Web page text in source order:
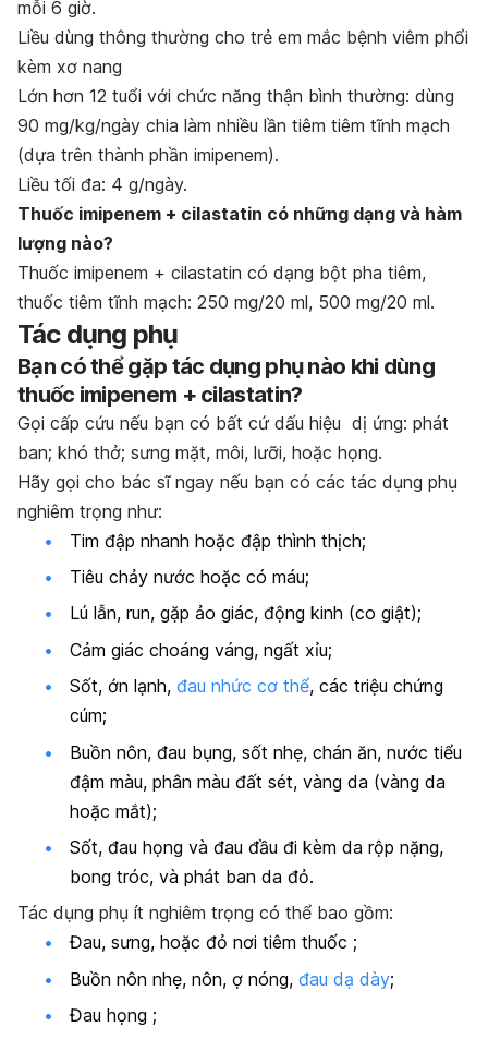
mỗi 6 giờ.
Liều dùng thông thường cho trẻ em mắc bệnh viêm phổi
kèm xơ nang
Lớn hơn 12 tuổi với chức năng thận bình thường: dùng
90 mg/kg/ngày chia làm nhiều lần tiêm tiêm tĩnh mạch
(dựa trên thành phần imipenem).
Liều tối đa: 4 g/ngày.
Thuốc imipenem + cilastatin có những dạng và hàm
lượng nào?
Thuốc imipenem + cilastatin có dạng bột pha tiêm,
thuốc tiêm tĩnh mạch: 250 mg/20 ml, 500 mg/20 ml.
Tác dụng phụ
Bạn có thể gặp tác dụng phụ nào khi dùng
thuốc imipenem + cilastatin?
Gọi cấp cứu nếu bạn có bất cứ dấu hiệu dị ứng: phát
ban; khó thở; sưng mặt, môi, lưỡi, hoặc họng.
Hãy gọi cho bác sĩ ngay nếu bạn có các tác dụng phụ
nghiêm trọng như:
Tim đập nhanh hoặc đập thình thịch;
Tiêu chảy nước hoặc có máu;
Lú lẫn, run, gặp ảo giác, động kinh (co giật);
Cảm giác choáng váng, ngất xỉu;
Sốt, ớn lạnh, đau nhức cơ thể, các triệu chứng
cúm;
Buồn nôn, đau bụng, sốt nhẹ, chán ăn, nước tiểu
đậm màu, phân màu đất sét, vàng da (vàng da
hoặc mắt);
Sốt, đau họng và đau đầu đi kèm da rộp nặng,
bong tróc, và phát ban da đỏ.
Tác dụng phụ ít nghiêm trọng có thể bao gồm:
Đau, sưng, hoặc đỏ nơi tiêm thuốc ;
Buồn nôn nhẹ, nôn, ợ nóng, đau dạ dày;
Đau họng ;